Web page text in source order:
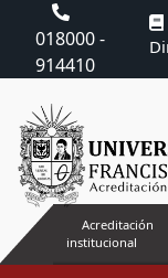
018000 -
914410
Acreditación
institucional